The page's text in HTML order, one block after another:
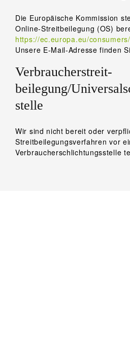
Die Europäische Kommission
Online-Streitbeilegung (OS)
https://ec.europa.eu/
Unsere E-Mail-Adresse finden
Verbraucher­streit­
beilegung/
stelle
Wir sind nicht bereit oder
Streitbeilegungsverfahren vor
Verbraucherschlichtungsstelle